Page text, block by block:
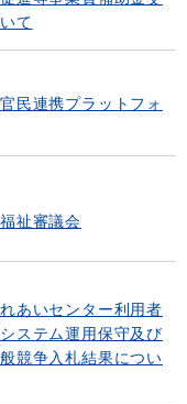
て
民連携プラットフォ
祉審議会
あいセンター利用者
ステム運用保守及び
競争入札結果につい